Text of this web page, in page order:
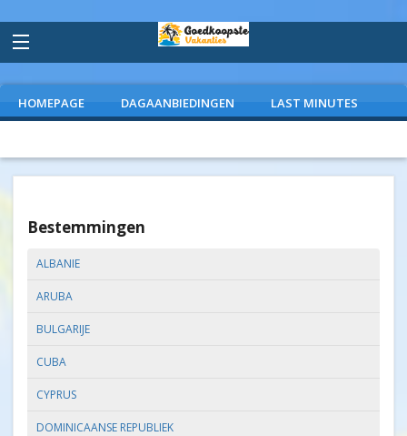
HOMEPAGE DAGAANBIEDINGEN LAST MINUTES
Bestemmingen
ALBANIE
ARUBA
BULGARIJE
CUBA
CYPRUS
DOMINICAANSE REPUBLIEK